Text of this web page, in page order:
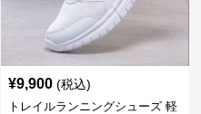
¥9,900 (税込)
トレイルランニングシューズ 軽